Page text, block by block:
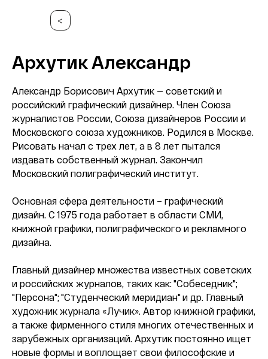
<
Архутик Александр
Александр Борисович Архутик — советский и
российский графический дизайнер. Член Союза
журналистов России, Союза дизайнеров России и
Московского союза художников. Родился в Москве.
Рисовать начал с трех лет, а в 8 лет пытался
издавать собственный журнал. Закончил
Московский полиграфический институт.
Основная сфера деятельности – графический
дизайн. С 1975 года работает в области СМИ,
книжной графики, полиграфического и рекламного
дизайна.
Главный дизайнер множества известных советских
и российских журналов, таких как: "Собеседник";
"Персона"; "Студенческий меридиан" и др. Главный
художник журнала «Лучик». Автор книжной графики,
а также фирменного стиля многих отечественных и
зарубежных организаций. Архутик постоянно ищет
новые формы и воплощает свои философские и